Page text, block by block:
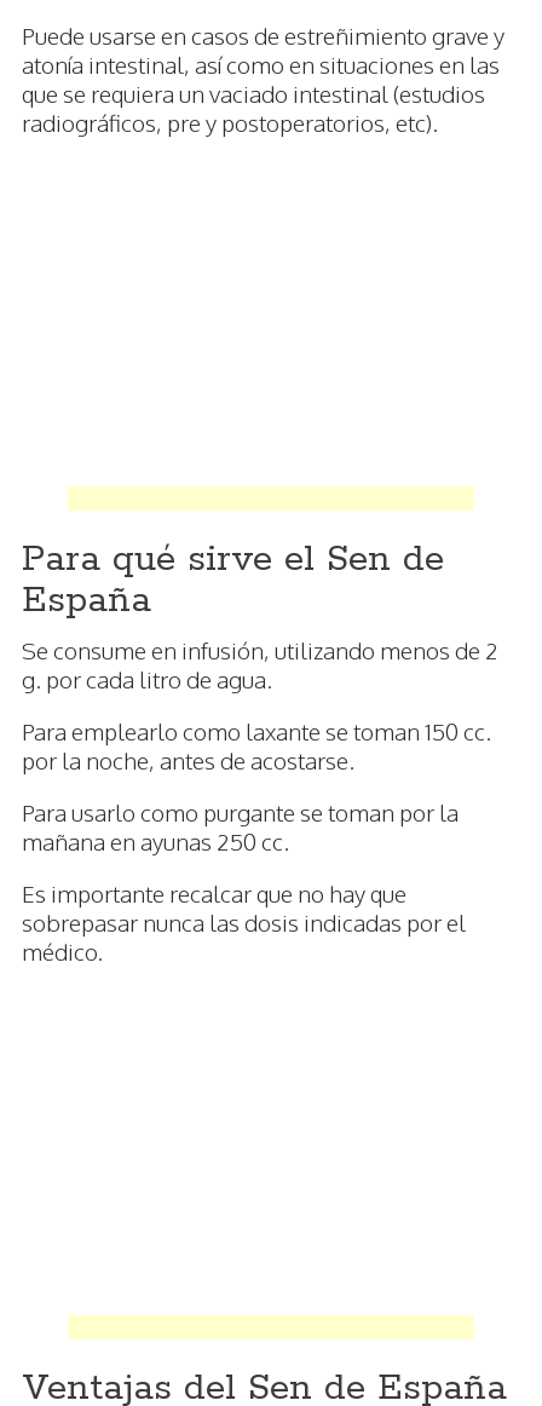
Puede usarse en casos de estreñimiento grave y
atonía intestinal, así como en situaciones en las
que se requiera un vaciado intestinal (estudios
radiográficos, pre y postoperatorios, etc).
Para qué sirve el Sen de
España
Se consume en infusión, utilizando menos de 2
g. por cada litro de agua.
Para emplearlo como laxante se toman 150 cc.
por la noche, antes de acostarse.
Para usarlo como purgante se toman por la
mañana en ayunas 250 cc.
Es importante recalcar que no hay que
sobrepasar nunca las dosis indicadas por el
médico.
Ventajas del Sen de España